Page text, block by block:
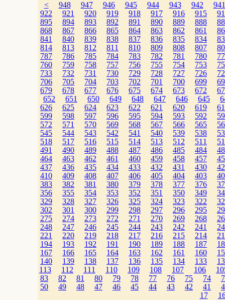
< 948 947 946 945 944 943 942 941
922
921 920 919 918 917 916 915
895
894 893 892 891 890 889 888
868
867 866 865 864 863 862 861
841
840 839 838 837 836 835 834
814
813 812 811 810 809 808 807
787
786 785 784 783 782 781 780
760
759 758 757 756 755 754 753
733
732 731 730 729 728 727 726
706
705 704 703 702 701 700 699
679
678 677 676 675 674 673 672
652
651 650 649 648 647 646 645
626
625 624 623 622 621 620 619
599
598 597 596 595 594 593 592
572
571 570 569 568 567 566 565
545
544 543 542 541 540 539 538
518
517 516 515 514 513 512 511
491
490 489 488 487 486 485 484
464
463 462 461 460 459 458 457
437
436 435 434 433 432 431 430
410
409 408 407 406 405 404 403
383
382 381 380 379 378 377 376
356
355 354 353 352 351 350 349
329
328 327 326 325 324 323 322
302
301 300 299 298 297 296 295
275
274 273 272 271 270 269 268
248
247 246 245 244 243 242 241
221
220 219 218 217 216 215 214
194
193 192 191 190 189 188 187
167
166 165 164 163 162 161 160
140
139 138 137 136 135 134 133
113
112 111 110 109 108 107 106
83
82 81 80 79 78 77 76 75 74
50
49 48 47 46 45 44 43 42 41
17